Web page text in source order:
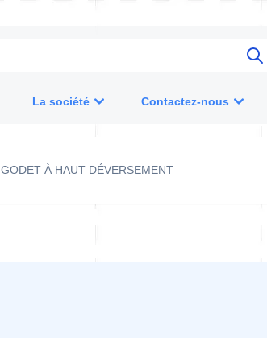
La société Contactez-nous
GODET À HAUT DÉVERSEMENT